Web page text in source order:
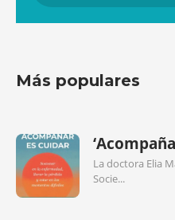
Más populares
La doctora Elia
Socie...